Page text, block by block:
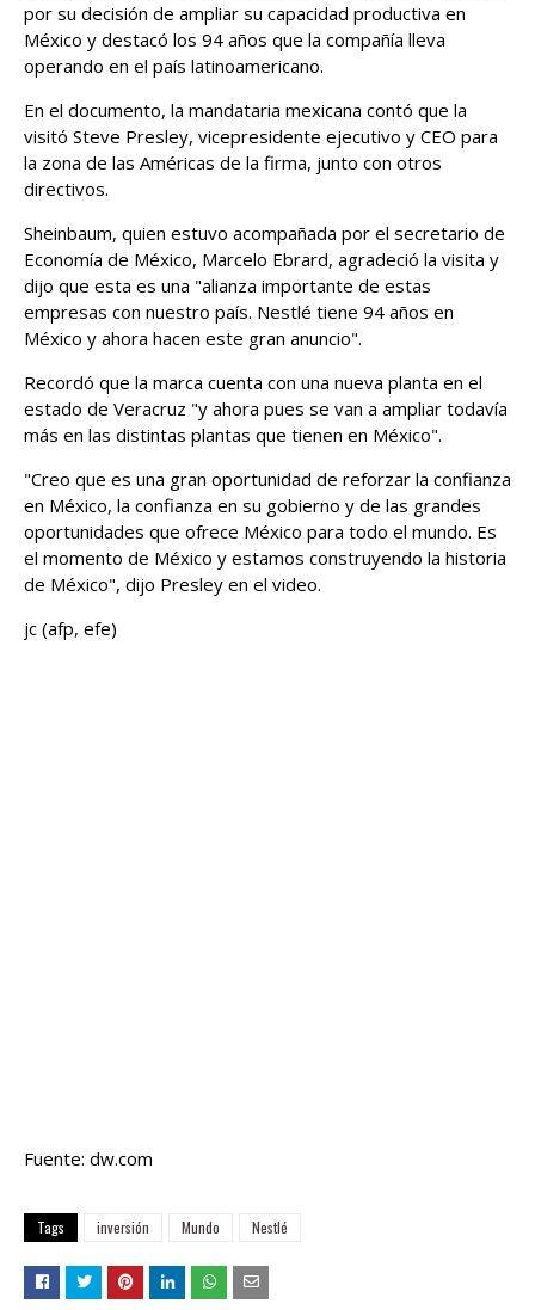
por su decisión de ampliar su capacidad productiva en
México y destacó los 94 años que la compañía lleva
operando en el país latinoamericano.
En el documento, la mandataria mexicana contó que la
visitó Steve Presley, vicepresidente ejecutivo y CEO para
la zona de las Américas de la firma, junto con otros
directivos.
Sheinbaum, quien estuvo acompañada por el secretario de
Economía de México, Marcelo Ebrard, agradeció la visita y
dijo que esta es una "alianza importante de estas
empresas con nuestro país. Nestlé tiene 94 años en
México y ahora hacen este gran anuncio".
Recordó que la marca cuenta con una nueva planta en el
estado de Veracruz "y ahora pues se van a ampliar todavía
más en las distintas plantas que tienen en México".
"Creo que es una gran oportunidad de reforzar la confianza
en México, la confianza en su gobierno y de las grandes
oportunidades que ofrece México para todo el mundo. Es
el momento de México y estamos construyendo la historia
de México", dijo Presley en el video.
jc (afp, efe)
Fuente: dw.com
Tags inversión Mundo Nestlé